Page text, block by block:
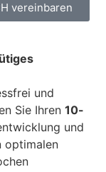
vereinbaren
und
Sie Ihren 10-
und
optimalen